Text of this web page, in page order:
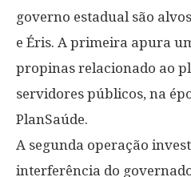
governo estadual são
e Éris. A primeira apura
propinas relacionado ao
servidores públicos, na
PlanSaúde.
A segunda operação
interferência do